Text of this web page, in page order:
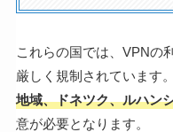
これらの国では、VPNの
厳しく規制されています
地域、ドネツク、ルハン
意が必要となります。